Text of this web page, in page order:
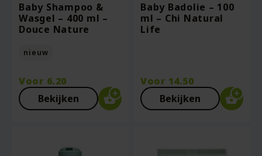
Baby Shampoo &
Wasgel – 400 ml –
Douce Nature
nieuw
Voor 6.20
Bekijken
Baby Badolie – 100
ml – Chi Natural
Life
Voor 14.50
Bekijken